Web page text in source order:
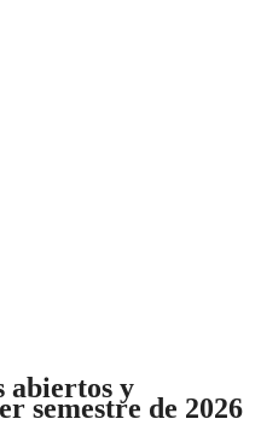
abiertos y
semestre de 2026